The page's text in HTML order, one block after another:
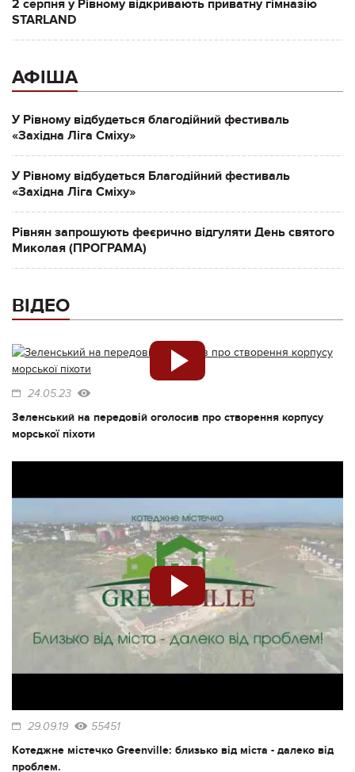
2 серпня у Рівному відкривають приватну гімназію
STARLAND
АФІША
У Рівному відбудеться благодійний фестиваль
«Західна Ліга Сміху»
У Рівному відбудеться Благодійний фестиваль
«Західна Ліга Сміху»
Рівнян запрошують феєрично відгуляти День святого
Миколая (ПРОГРАМА)
ВІДЕО
24.05.23
Зеленський на передовій оголосив про створення корпусу
морської піхоти
29.09.19 55451
Котеджне містечко Greenville: близько від міста - далеко від
проблем.